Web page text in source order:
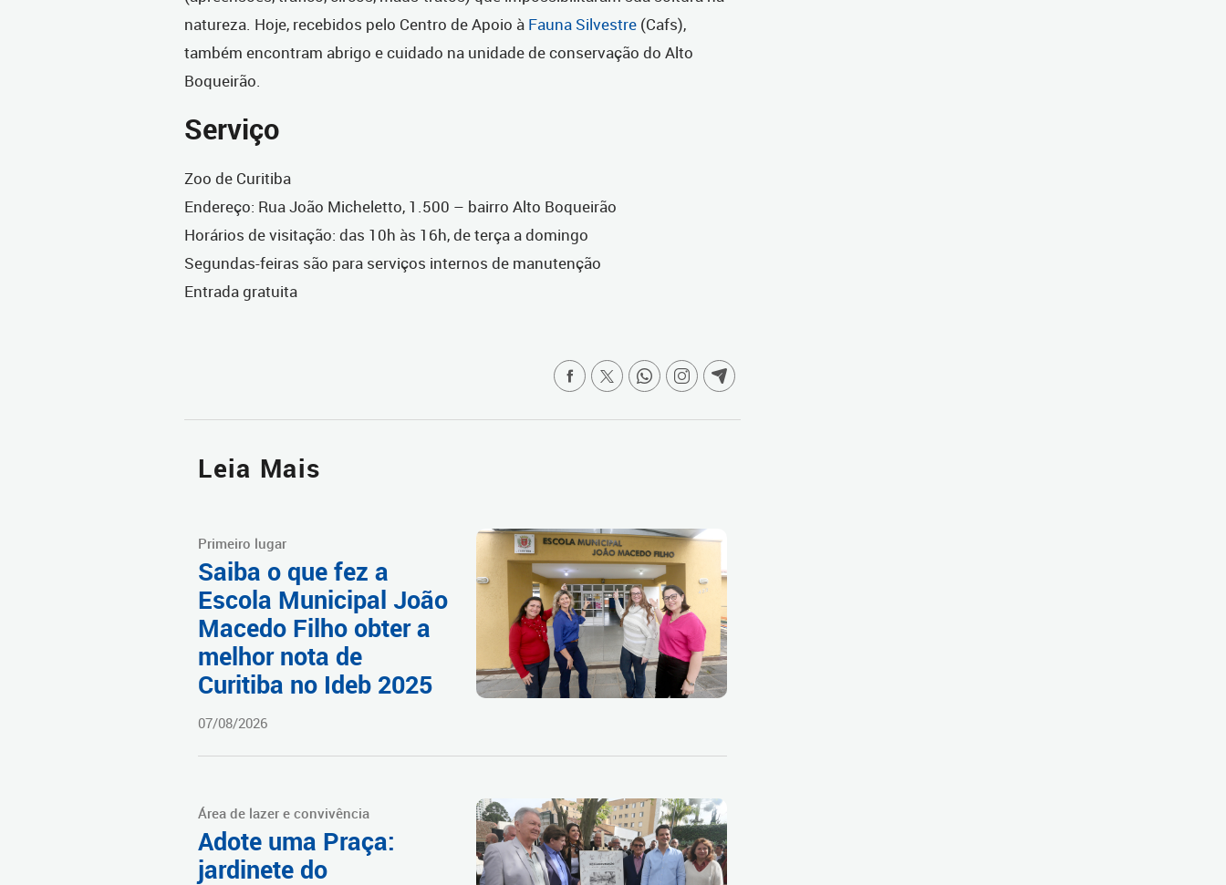
natureza. Hoje, recebidos pelo Centro de Apoio à Fauna Silvestre (Cafs),
também encontram abrigo e cuidado na unidade de conservação do Alto
Boqueirão.
Serviço
Zoo de Curitiba
Endereço: Rua João Micheletto, 1.500 – bairro Alto Boqueirão
Horários de visitação: das 10h às 16h, de terça a domingo
Segundas-feiras são para serviços internos de manutenção
Entrada gratuita
Leia Mais
Primeiro lugar
Saiba o que fez a
Escola Municipal João
Macedo Filho obter a
melhor nota de
Curitiba no Ideb 2025
07/08/2026
Área de lazer e convivência
Adote uma Praça:
jardinete do